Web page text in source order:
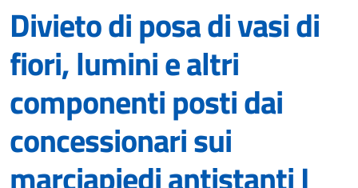
Divieto di posa di vasi di
fiori, lumini e altri
componenti posti dai
concessionari sui